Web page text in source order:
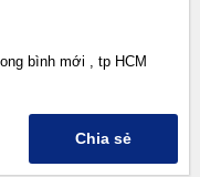
bình mới , tp HCM
Chia sẻ